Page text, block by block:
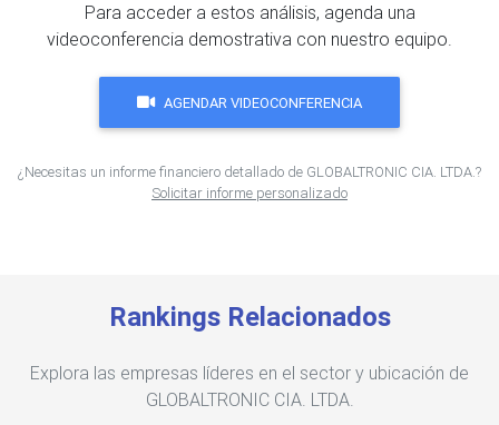
Para acceder a estos análisis, agenda una
videoconferencia demostrativa con nuestro equipo.
AGENDAR VIDEOCONFERENCIA
¿Necesitas un informe financiero detallado de GLOBALTRONIC CIA. LTDA.?
Solicitar informe personalizado
Rankings Relacionados
Explora las empresas líderes en el sector y ubicación de
GLOBALTRONIC CIA. LTDA.